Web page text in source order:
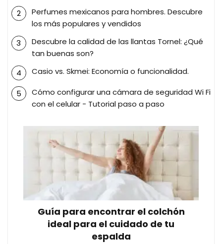
Perfumes mexicanos para hombres. Descubre
los más populares y vendidos
Descubre la calidad de las llantas Tornel: ¿Qué
tan buenas son?
Casio vs. Skmei: Economía o funcionalidad.
Cómo configurar una cámara de seguridad Wi Fi
con el celular - Tutorial paso a paso
Guía para encontrar el colchón
ideal para el cuidado de tu
espalda